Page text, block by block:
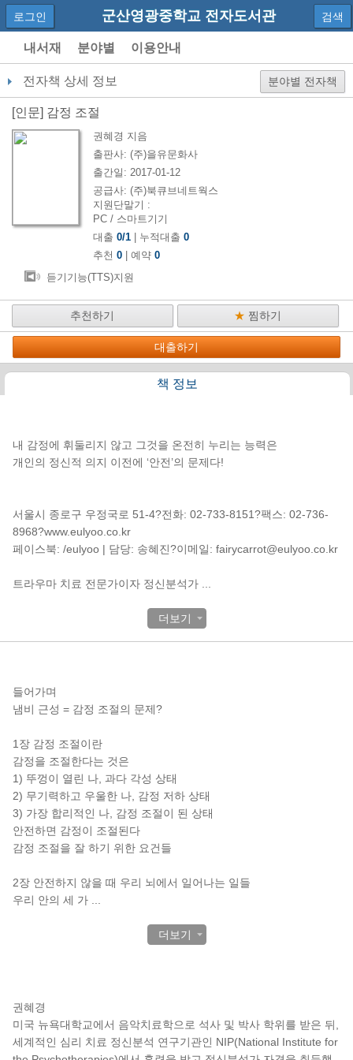
군산영광중학교 전자도서관
로그인 검색
내서재 분야별 이용안내
전자책 상세 정보 분야별 전자책
[인문] 감정 조절
권혜경 지음
출판사: (주)을유문화사
출간일: 2017-01-12
공급사: (주)북큐브네트웍스
지원단말기 :
PC / 스마트기기
대출 0/1 | 누적대출 0
추천 0 | 예약 0
듣기기능(TTS)지원
추천하기 ★ 찜하기
대출하기
책 정보
내 감정에 휘둘리지 않고 그것을 온전히 누리는 능력은
개인의 정신적 의지 이전에 ‘안전’의 문제다!
서울시 종로구 우정국로 51-4?전화: 02-733-8151?팩스: 02-736-
8968?www.eulyoo.co.kr
페이스북: /eulyoo | 담당: 송혜진?이메일: fairycarrot@eulyoo.co.kr
트라우마 치료 전문가이자 정신분석가
더보기
들어가며
냄비 근성 = 감정 조절의 문제?
1장 감정 조절이란
감정을 조절한다는 것은
1) 뚜껑이 열린 나, 과다 각성 상태
2) 무기력하고 우울한 나, 감정 저하 상태
3) 가장 합리적인 나, 감정 조절이 된 상태
안전하면 감정이 조절된다
감정 조절을 잘 하기 위한 요건들
2장 안전하지 않을 때 우리 뇌에서 일어나는 일들
우리 안의 세 가
더보기
권혜경
미국 뉴욕대학교에서 음악치료학으로 석사 및 박사 학위를 받은 뒤,
세계적인 심리 치료 정신분석 연구기관인 NIP(National Institute for